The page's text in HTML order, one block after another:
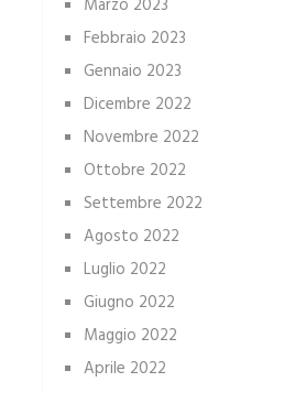
Marzo 2023
Febbraio 2023
Gennaio 2023
Dicembre 2022
Novembre 2022
Ottobre 2022
Settembre 2022
Agosto 2022
Luglio 2022
Giugno 2022
Maggio 2022
Aprile 2022